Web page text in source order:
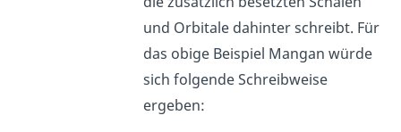
und Orbitale dahinter schreibt. Für
das obige Beispiel Mangan würde
sich folgende Schreibweise
ergeben: